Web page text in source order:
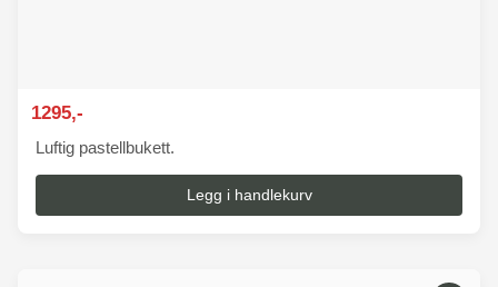
1295,-
Luftig pastellbukett.
Legg i handlekurv